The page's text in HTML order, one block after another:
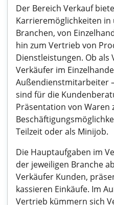
Der Bereich Verkauf
Karrieremöglichkeiten
Branchen, von
hin zum Vertrieb von
Dienstleistungen. Ob als
Verkäufer im
Außendienstmitarbeiter
sind für die
Präsentation von Waren
Teilzeit oder als Minijob.
Die Hauptaufgaben im
der jeweiligen Branche
Verkäufer Kunden,
kassieren Einkäufe. Im
Vertrieb kümmern sich